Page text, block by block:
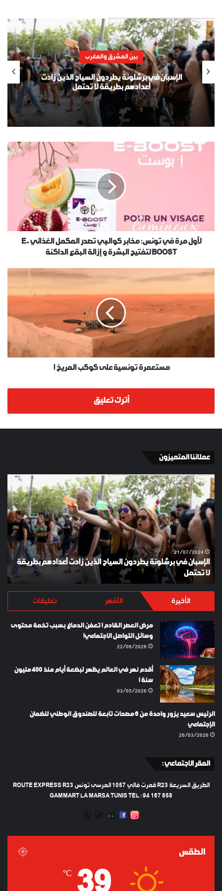
بين المشرق والمغرب
الإسبان في برشلونة يطردون السياح الذين زادت
أعدادهم بطريقة لا تحتمل
لأول مرة في تونس: مخابر كوالڥي تصدر المكمل الغذائي E-
BOOST لتفتيح البشرة و إزالة البقع الداكنة
مستعمرة تونسية على كوكب المريخ !
أترك تعليق
عملائنا المتميزون
الإسبان
في
برشلونة
يطردون
السياح
الذين
زادت
أعدادهم
بطريقة
تحتمل
21/07/2024
الإسبان في برشلونة يطردون السياح الذين زادت أعدادهم بطريقة
لا تحتمل
الأخيرة الأشهر تعليقات
مرض العصر القادم ! تعفن الدماغ بسبب تخمة محتوى
وسائل التواصل الاجتماعي!
22/06/2026
أقدم نهر في العالم يظهر لبضعة أيام منذ 400 مليون
سنة !
03/05/2026
الرئيس سعيد يزور واحدة من 6 مصحات تابعة للصندوق الوطني للضمان
الإجتماعي
26/03/2026
المقر الاجتماعي :
الطريق السريعة R23 قمرت فالي 1057 المرسى تونس ROUTE EXPRESS R23
GAMMART LA MARSA TUNIS TEL : 94 167 858
INSTAGRAM
FACEBOOK
RADIO
TIKTOK
الطقس
℃